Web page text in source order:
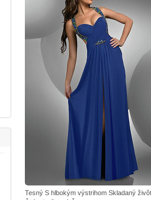
Tesný S hlbokým výstrihom Skladaný